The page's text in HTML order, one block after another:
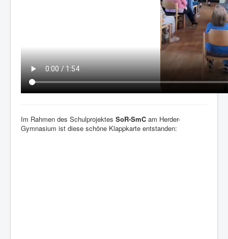
Im Rahmen des Schulprojektes SoR-SmC am Herder-
Gymnasium ist diese schöne Klappkarte entstanden: